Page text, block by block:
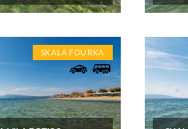
U
Cena
je po
ostale
SKALA FOURKA